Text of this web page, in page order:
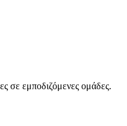
σε εμποδιζόμενες ομάδες.